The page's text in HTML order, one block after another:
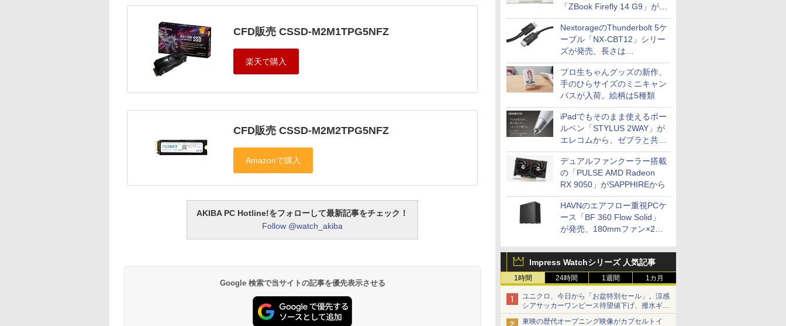
「ZBook Firefly 14 G9」が
79,800円！秋葉原で中古PC
セール
NextorageのThunderbolt 5ケ
ーブル「NX-CBT12」シリー
ズが発売、長さは
30cm/50cm/1mの3種類
プロ生ちゃんグッズの新作、
手のひらサイズのミニキャン
バスが入荷。絵柄は5種類
iPadでもそのまま使えるボー
ルペン「STYLUS 2WAY」が
エレコムから、ゼブラと共同
開発
デュアルファンクーラー搭載
の「PULSE AMD Radeon
RX 9050」がSAPPHIREから
HAVNのエアフロー重視PCケ
ース「BF 360 Flow Solid」
が発売、180mmファン×2搭
Impress Watchシリーズ 人気記事
1時間 24時間 1週間 1カ月
ユニクロ、今日から「お盆特別セール」。涼感
シアサッカーワンピース待望値下げ、撥水ギア
ショーツは1990円に
東映の歴代オープニング映像がカプセルトイ
CFD販売 CSSD-M2M1TPG5NFZ
CFD販売 CSSD-M2M2TPG5NFZ
AKIBA PC Hotline!をフォローして最新記事をチェック！
Follow @watch_akiba
Google 検索で当サイトの記事を優先表示させる